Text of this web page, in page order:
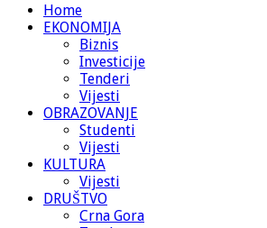
Home
EKONOMIJA
Biznis
Investicije
Tenderi
Vijesti
OBRAZOVANJE
Studenti
Vijesti
KULTURA
Vijesti
DRUŠTVO
Crna Gora